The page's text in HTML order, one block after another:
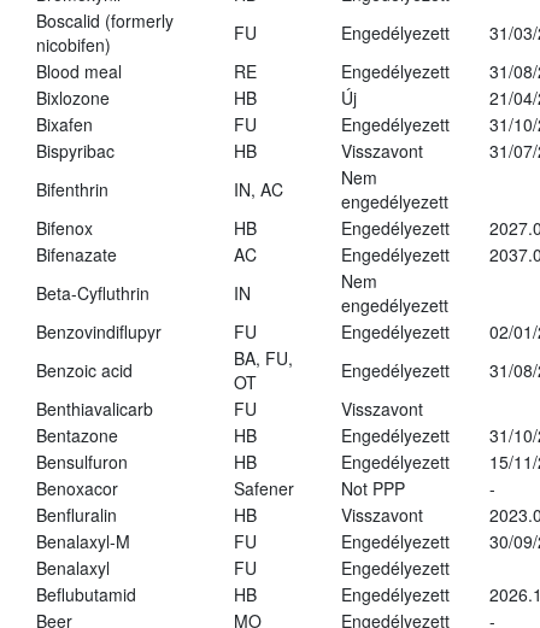
Boscalid (formerly
nicobifen)
FU Engedélyezett
31/
Blood meal
RE Engedélyezett
31/
Bixlozone
HB Új
21/
Bixafen
FU Engedélyezett
31/
Bispyribac
HB Visszavont
31/
Bifenthrin
IN, AC
Nem
engedélyezett
Bifenox
HB Engedélyezett
Bifenazate
AC Engedélyezett
Beta-Cyfluthrin
IN
Nem
engedélyezett
Benzovindiflupyr
FU Engedélyezett
02/
Benzoic acid
BA, FU,
OT
Engedélyezett
31/
Benthiavalicarb
FU
Visszavont
Bentazone
HB Engedélyezett
31/
Bensulfuron
HB Engedélyezett
15/
Benoxacor
Safener Not PPP
-
Benfluralin
HB Visszavont
Benalaxyl-M
FU Engedélyezett
30/
Benalaxyl
FU
Engedélyezett
Beflubutamid
HB Engedélyezett
Beer
MO Engedélyezett
-